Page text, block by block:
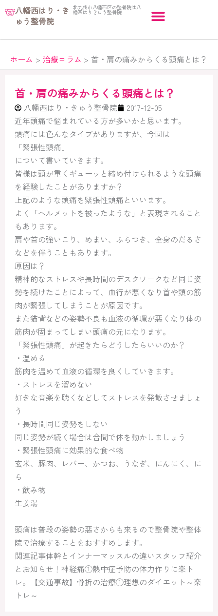
内
容
八幡西はり・き
ゅう整骨院
北九州市八幡西区の整骨院は八
幡西はりきゅう整骨院
ホーム 治療コラム 首・肩の痛みからくる頭痛とは？
首・肩の痛みからくる頭痛とは？
八幡西はり・きゅう整骨院
2017-12-05
近年頭痛で悩まれている方が多いかと思います。
頭痛には色んなタイプがありますが、今回は
「緊張性頭痛」
について書いていきます。
皆様は頭が重くギューッと締め付けられるような頭痛
を経験したことがありますか？
上記のような頭痛を緊張性頭痛といいます。
よく「ヘルメットを被ったような」と表現されること
もあります。
肩や首の強いこり、めまい、ふらつき、全身のだるさ
などを伴うこともあります。
原因は？
精神的なストレスや長時間のデスクワークなど同じ姿
勢を続けたことによって、血行が悪くなり首や頭の筋
肉が緊張してしまうことが原因です。
また猫背などの姿勢不良も血液の循環が悪くなり体の
筋肉が固まってしまい頭痛の元になります。
「緊張性頭痛」が起きたらどうしたらいいのか？
・温める
筋肉を温めて血液の循環を良くしていきます。
・ストレスを溜めない
好きな音楽を聴くなどしてストレスを発散させましょ
う
・長時間同じ姿勢をしない
同じ姿勢が続く場合は合間で体を動かしましょう
・緊張性頭痛に効果的な食べ物
玄米、豚肉、レバー、かつお、うなぎ、にんにく、に
ら
・飲み物
生姜湯
頭痛は普段の姿勢の悪さからも来るので整骨院や整体
院で治療することをおすすめします。
関連記事体幹とインナーマッスルの違いスタッフ紹介
とお知らせ！神経痛①熱中症予防の体力作りに楽ト
レ。【交通事故】骨折の治療①理想のダイエット～楽
トレ～